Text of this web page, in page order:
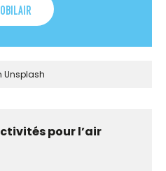
Unsplash
pour l’air